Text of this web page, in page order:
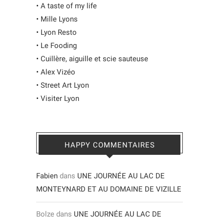
• A taste of my life
• Mille Lyons
• Lyon Resto
• Le Fooding
• Cuillère, aiguille et scie sauteuse
• Alex Vizéo
• Street Art Lyon
• Visiter Lyon
HAPPY COMMENTAIRES
Fabien dans UNE JOURNÉE AU LAC DE
MONTEYNARD ET AU DOMAINE DE VIZILLE
Bolze dans UNE JOURNÉE AU LAC DE